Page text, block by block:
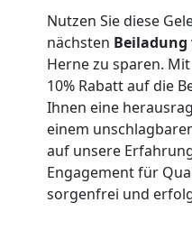
Nutzen Sie diese
nächsten Beiladung
Herne zu sparen.
10% Rabatt auf die
Ihnen eine
einem
auf unsere
Engagement für
sorgenfrei und
Umzüge
Leonding
Leonding